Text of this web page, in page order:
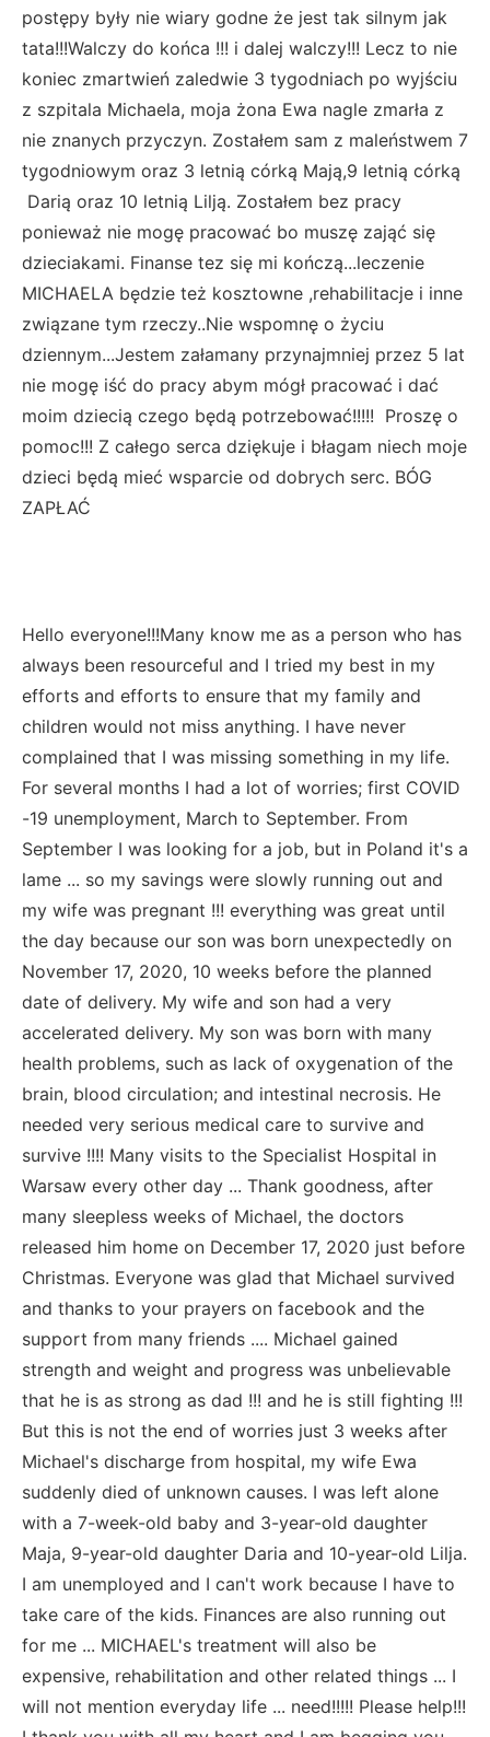
postępy były nie wiary godne że jest tak silnym jak
tata!!!Walczy do końca !!! i dalej walczy!!! Lecz to nie
koniec zmartwień zaledwie 3 tygodniach po wyjściu
z szpitala Michaela, moja żona Ewa nagle zmarła z
nie znanych przyczyn. Zostałem sam z maleństwem 7
tygodniowym oraz 3 letnią córką Mają,9 letnią córką
Darią oraz 10 letnią Lilją. Zostałem bez pracy
ponieważ nie mogę pracować bo muszę zająć się
dzieciakami. Finanse tez się mi kończą...leczenie
MICHAELA będzie też kosztowne ,rehabilitacje i inne
związane tym rzeczy..Nie wspomnę o życiu
dziennym...Jestem załamany przynajmniej przez 5 lat
nie mogę iść do pracy abym mógł pracować i dać
moim dziecią czego będą potrzebować!!!!! Proszę o
pomoc!!! Z całego serca dziękuje i błagam niech moje
dzieci będą mieć wsparcie od dobrych serc. BÓG
ZAPŁAĆ
Hello everyone!!!Many know me as a person who has
always been resourceful and I tried my best in my
efforts and efforts to ensure that my family and
children would not miss anything. I have never
complained that I was missing something in my life.
For several months I had a lot of worries; first COVID
-19 unemployment, March to September. From
September I was looking for a job, but in Poland it's a
lame ... so my savings were slowly running out and
my wife was pregnant !!! everything was great until
the day because our son was born unexpectedly on
November 17, 2020, 10 weeks before the planned
date of delivery. My wife and son had a very
accelerated delivery. My son was born with many
health problems, such as lack of oxygenation of the
brain, blood circulation; and intestinal necrosis. He
needed very serious medical care to survive and
survive !!!! Many visits to the Specialist Hospital in
Warsaw every other day ... Thank goodness, after
many sleepless weeks of Michael, the doctors
released him home on December 17, 2020 just before
Christmas. Everyone was glad that Michael survived
and thanks to your prayers on facebook and the
support from many friends .... Michael gained
strength and weight and progress was unbelievable
that he is as strong as dad !!! and he is still fighting !!!
But this is not the end of worries just 3 weeks after
Michael's discharge from hospital, my wife Ewa
suddenly died of unknown causes. I was left alone
with a 7-week-old baby and 3-year-old daughter
Maja, 9-year-old daughter Daria and 10-year-old Lilja.
I am unemployed and I can't work because I have to
take care of the kids. Finances are also running out
for me ... MICHAEL's treatment will also be
expensive, rehabilitation and other related things ... I
will not mention everyday life ... need!!!!! Please help!!!